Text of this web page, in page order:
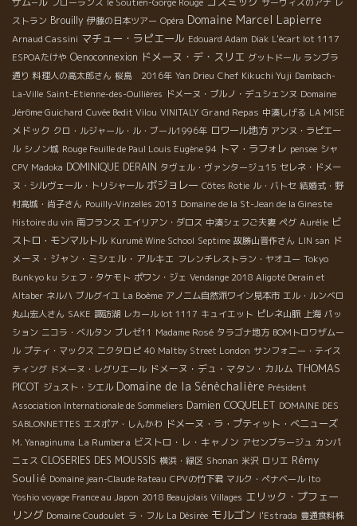
ストラン Brouilly 伊藤の日本ツアー Opéra Domaine Marcel Lapierre
Arnaud Cassini マチュー・ラピエール Edouard Adam Diak L'écart lot 1117
ESPOAたけや Oenoconnexion ドメーヌ・デ・スリエ グットドール ランブラ
通り 料理人の高太郎さん 桜島 2016年 Yan Drieu Chef Kikuchi Yuji Dambach-
La-Ville Saint-Etienne-des-Oullières ドメーヌ・ブルノ・デュシェンヌ Domaine
Jérôme Guichard Cuvée Bedit Vilou VINITALY Grand Repas 中湊しげる LA MISE
メドック クロ・ルジャール・ル・ブール1996年 ロワール地方 アンヌ・ラピエー
ル シノン城 Rouge Feuille de Paul Louis Eugène 94 トマ・ラフォレ pensee シャ
CPV Madoka DOMINIQUE DERAIN タヴェル・ヴァンタージュ15 セレネ・ドメー
ヌ・シルヴェール・トリシャール ボジョレー Côtes Rotie ル・バトセ 結婚式・野
村高城・尚子さん Pouilly-Vinzelles 2013 Domaine de la St-Jean de la Gineste
Histoire du vin 南フランス エイリアン・ダロス 中湊シェフご夫妻 ペグ Aurélie ビ
ストロ・モンマルトル Kurumé Wine School Septime 故勝山晋作さん LIN san ド
メーヌ・ジャン・ミシェル・アルキエ フレンチレストラン・ヤオユー Tokyo
Bunkyo ku シェフ・タケモト ポワン・ジェ Vendange 2018 Aligoté Derain et
Altaber ネルハ ブルグイユ La Boème アノニム自然派ワイン見本市 エル・ルンベロ
丸山宏人さん SAKE 諏訪湖 レカール lot 1117 キュイエット ピレネ山脈 上海 パッ
ション ニコラ・ベルタン ブレゼ11 Madame Rosé タラゴナ地方 BOMトロワザムー
ル プティ・マックス ニクタロピ 40 Maltby Street London サンフォニー・テイス
ティング ドメーヌ・レグリエール ドメーヌ・デュ・マタン・カルム THOMAS
PICOT ジュスト・シエル Domaine de la Sénèchalière Président
Association Internationale de Sommeliers Damien COQUELET DOMAINE DES
SABLONNETTES エスポア・しんかわ ドメーヌ・ラ・プティット・べニューズ
M. Yanaginuma La Rumbera ビストロ・レ・キャノン アセンブラージュ カンパ
ニェス CLOSERIES DES MOUSSIS 横浜・緑区 Shonan 米沢 ロリエ Rémy
Soulié Domaine jean-Claude Rateau CPVの竹下君 マルク・ぺナベール Ito
Yoshio voyage France au Japon 2018 Beaujolais Villages エリック・プフェー
リング Domaine Coudoulet ラ・フル La Désirée モルゴン l'Estrada 豊通食料株